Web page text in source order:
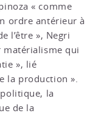
« comme
ordre antérieur à
l’être », Negri
matérialisme qui
», lié
la production ».
la
de la